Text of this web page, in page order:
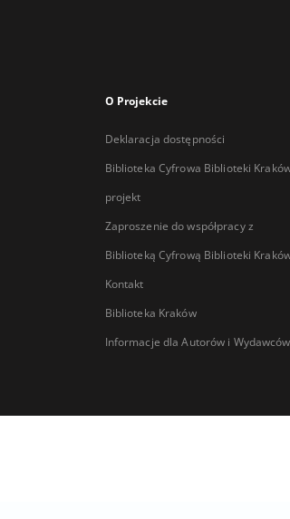
O Projekcie
Deklaracja dostępności
Biblioteka Cyfrowa Biblioteki
projekt
Zaproszenie do współpracy z
Biblioteką Cyfrową Biblioteki
Kontakt
Biblioteka Kraków
Informacje dla Autorów i Wydawców